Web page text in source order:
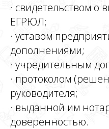
· свидетельством о
ЕГРЮЛ;
· уставом
дополнениями;
· учредительным
· протоколом
руководителя;
· выданной им
доверенностью.